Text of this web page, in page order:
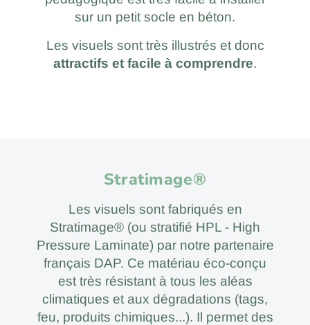
sur un petit socle en béton.
Les visuels sont très illustrés et donc
attractifs et facile à comprendre.
Stratimage®
Les visuels sont fabriqués en
Stratimage® (ou stratifié HPL - High
Pressure Laminate) par notre partenaire
français DAP. Ce matériau éco-conçu
est très résistant à tous les aléas
climatiques et aux dégradations (tags,
feu, produits chimiques...). Il permet des